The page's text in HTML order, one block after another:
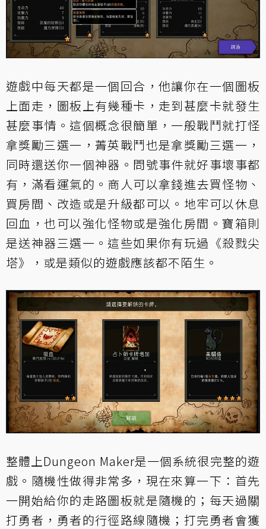
遊戲中每天都是一個回合，他讓你在一個圖板
上面走，圖板上有幾種卡，走到甚麼卡就發生
甚麼事情。這個概念很簡單，一般戰鬥就打怪
拿獎勵三選一，菁英戰鬥也是拿獎勵三選一，
同時還送你一個神器。問號事件就好事壞事都
有，滿看運氣的。商人可以拿錢進去買怪物、
買房間、改造或是升級都可以。地牢可以休息
回血，也可以強化怪物或是強化房間。寶箱則
是送神器三選一。這些如果你有玩過《殺戮尖
塔》，或是類似的遊戲應該都不陌生。
整體上Dungeon Maker是一個系統很完整的遊
戲。隨機性做得非常多，現在來算一下：首先
一開始給你的走路圖板就是隨機的；每天過關
打勇者，勇者的行徑路線隨機；打完勇者會獲